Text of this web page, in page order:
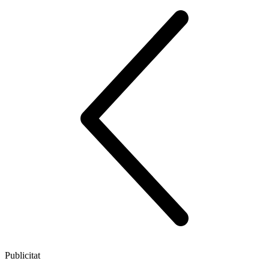
Publicitat